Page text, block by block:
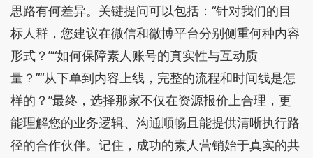
思路有何差异。关键提问可以包括：“针对我们的目
标人群，您建议在微信和微博平台分别侧重何种内容
形式？”“如何保障素人账号的真实性与互动质
量？”“从下单到内容上线，完整的流程和时间线是怎
样的？”最终，选择那家不仅在资源报价上合理，更
能理解您的业务逻辑、沟通顺畅且能提供清晰执行路
径的合作伙伴。记住，成功的素人营销始于真实的共